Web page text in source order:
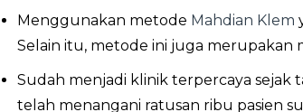
Menggunakan metode Mahdian Klem
Selain itu, metode ini juga merupakan
Sudah menjadi klinik terpercaya sejak
telah menangani ratusan ribu pasien